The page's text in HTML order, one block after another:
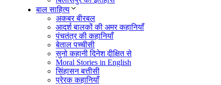
बाल साहित्य
अकबर बीरबल
आदर्श बालकों की अमर कहानियाँ
पंचतंत्र की कहानियाँ
बेताल पच्चीसी
सुनो कहानी दिनेश दीक्षित से
Moral Stories in English
सिंहासन बत्तीसी
प्रेरक कहानियाँ